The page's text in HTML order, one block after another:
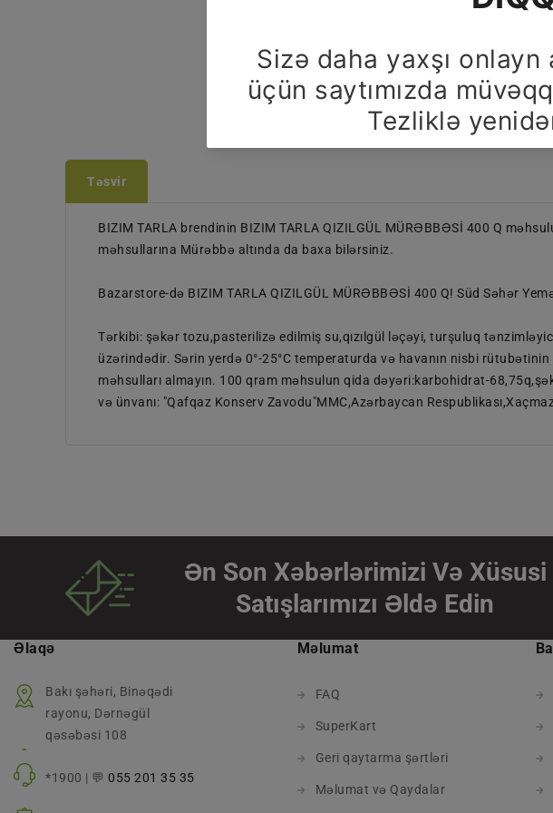
Təsvir
BIZIM TARLA brendinin BIZIM TARLA QIZILGÜL MÜRƏBBƏSİ 400 Q
məhsullarına Mürəbbə altında da baxa bilərsiniz.
Bazarstore-də BIZIM TARLA QIZILGÜL MÜRƏBBƏSİ 400 Q! Süd Səhər
Tərkibi: şəkər tozu,pasterilizə edilmiş su,qızılgül ləçəyi, turşuluq
üzərindədir. Sərin yerdə 0°-25°C temperaturda və havanın nisbi
məhsulları almayın. 100 qram məhsulun qida dəyəri:karbohidrat-
və ünvanı: "Qafqaz Konserv Zavodu"MMC,Azərbaycan
Ən Son Xəbərlərimizi Və Xüsusi
Satışlarımızı Əldə Edin
Əlaqə
Bakı şəhəri, Binəqədi
rayonu, Dərnəgül
qəsəbəsi 108
*1900 | 💬 055 201 35 35
Məlumat
FAQ
SuperKart
Geri qaytarma şərtləri
Məlumat və Qaydalar